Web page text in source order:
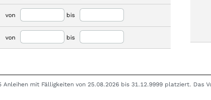
von bis
von bis
mit Fälligkeiten von 25.08.2026 bis 31.12.9999 platziert.